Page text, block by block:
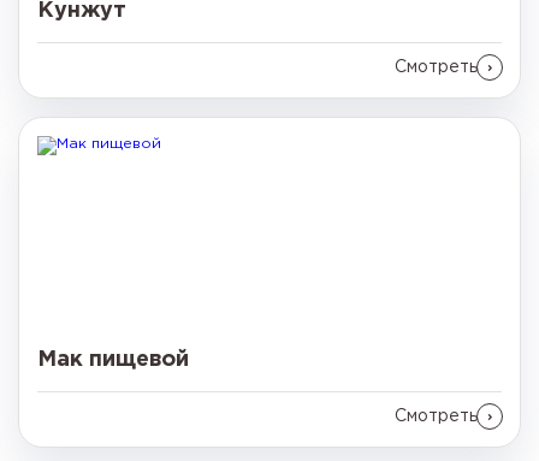
Кунжут
Смотреть
Мак пищевой
Смотреть